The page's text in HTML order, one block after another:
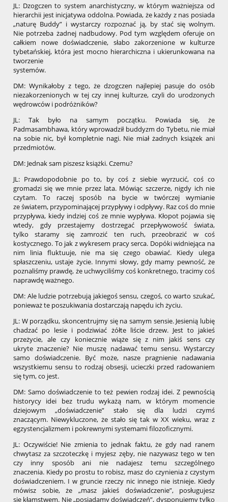
JL: Dzogczen to system anarchistyczny, w którym ważniejsza od
hierarchii jest inicjatywa oddolna. Powiada, że każdy z nas posiada
„naturę Buddy” i wystarczy rozpoznać ją, by stać się wolnym.
Nie potrzeba żadnej nadbudowy. Pod tym względem oferuje on
całkiem nowe doświadczenie, słabo zakorzenione w kulturze
tybetańskiej, która jest mocno hierarchiczna i ukierunkowana na
tworzenie
systemów.
DM: Wynikałoby z tego, że dzogczen najlepiej pasuje do osób
niezakorzenionych w tej czy innej kulturze, czyli do urodzonych
wędrowców i podróżników?
JL: Tak było na samym początku. Powiada się, że
Padmasambhawa, który wprowadził buddyzm do Tybetu, nie miał
na sobie nic, był kompletnie nagi. Nie miał żadnych książek ani
przedmiotów.
DM: Jednak sam piszesz książki. Czemu?
JL: Prawdopodobnie po to, by coś z siebie wyrzucić, coś co
gromadzi się we mnie przez lata. Mówiąc szczerze, nigdy ich nie
czytam. To raczej sposób na bycie w twórczej wymianie
ze światem, przypominającej przypływy i odpływy. Raz coś do mnie
przypływa, kiedy indziej coś ze mnie wypływa. Kłopot pojawia się
wtedy, gdy przestajemy dostrzegać przepływowość świata,
tylko staramy się zamrozić ten ruch, przeobrazić w coś
kostycznego. To jak z wykresem pracy serca. Dopóki widniejąca na
nim linia fluktuuje, nie ma się czego obawiać. Kiedy ulega
spłaszczeniu, ustaje życie. Innymi słowy, gdy mamy pewność, że
poznaliśmy prawdę, że uchwyciliśmy coś konkretnego, tracimy coś
naprawdę ważnego.
DM: Ale ludzie potrzebują jakiegoś sensu, czegoś, co warto szukać,
ponieważ te poszukiwania dostarczają napędu ich życiu.
JL: W porządku, skoncentrujmy się na samym sensie. Jesienią lubię
chadzać po lesie i podziwiać żółte liście drzew. Jest to jakieś
przeżycie, ale czy koniecznie wiąże się z nim jakiś sens czy
ukryte znaczenie? Nie muszę nadawać temu sensu. Wystarczy
samo doświadczenie. Być może, nasze pragnienie nadawania
wszystkiemu sensu to rodzaj obsesji, ucieczki przed radowaniem
się tym, co jest.
DM: Samo doświadczenie to też pewien rodzaj idei. Z pewnością
historycy idei bez trudu wykażą nam, w którym momencie
dziejowym „doświadczenie” stało się dla ludzi czymś
znaczącym. Niewykluczone, że stało się tak w XX wieku, wraz z
egzystencjalizmem i pokrewnymi systemami filozoficznymi.
JL: Oczywiście! Nie zmienia to jednak faktu, że gdy nad ranem
chwytasz za szczoteczkę i myjesz zęby, nie nazywasz tego w ten
czy inny sposób ani nie nadajesz temu szczególnego
znaczenia. Kiedy po prostu to robisz, masz do czynienia z czystym
doświadczeniem. I w gruncie rzeczy nic innego nie istnieje. Kiedy
mówisz sobie, że „masz jakieś doświadczenie”, posługujesz
się kłamstwem. Nie „posiadamy doświadczeń”, dysponujemy tylko